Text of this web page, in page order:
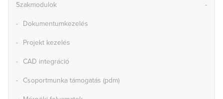
Szakmodulok
Dokumentumkezelés
Projekt kezelés
CAD integráció
Csoportmunka támogatás (pdm)